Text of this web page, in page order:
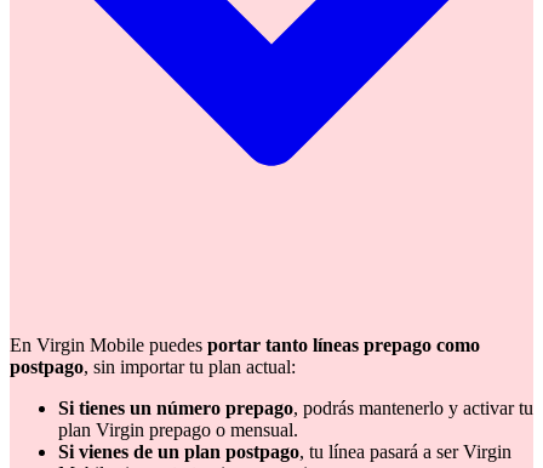
En Virgin Mobile puedes portar tanto líneas prepago como
postpago, sin importar tu plan actual:
Si tienes un número prepago, podrás mantenerlo y activar tu
plan Virgin prepago o mensual.
Si vienes de un plan postpago, tu línea pasará a ser Virgin